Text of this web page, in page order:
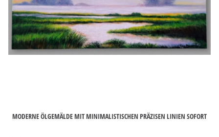
MODERNE ÖLGEMÄLDE MIT MINIMALISTISCHEN PRÄZISEN LINIEN SOFORT